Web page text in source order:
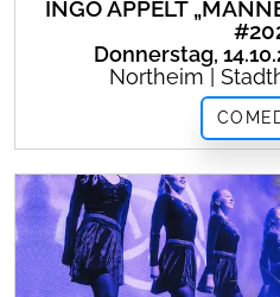
INGO APPELT
Donnerstag,
Northeim |